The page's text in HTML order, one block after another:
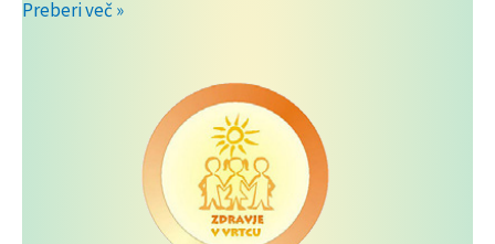
STRPNOST
Preberi več »